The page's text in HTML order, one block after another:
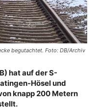
begutachtet. Foto: DB/Archiv
hat auf der S-
Hösel und
knapp 200 Metern